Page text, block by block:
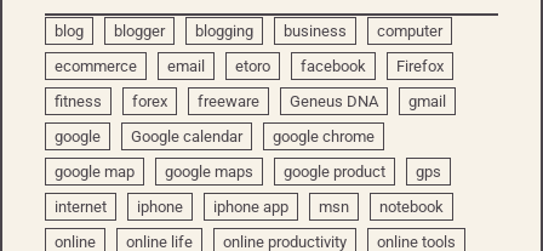
blog blogger blogging business
computer
ecommerce
email etoro facebook
Firefox
fitness
forex freeware Geneus DNA
gmail
google
Google calendar
google chrome
google map
google maps google product
gps
internet
iphone iphone app msn
notebook
online
online life online productivity
online tools